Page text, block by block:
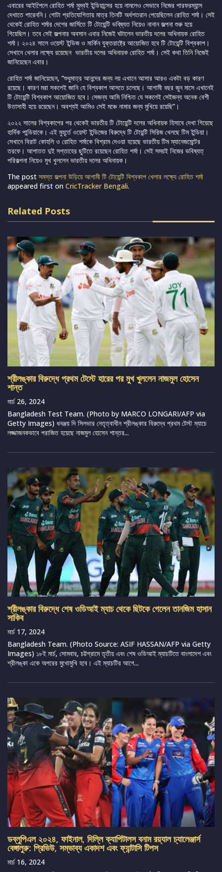
এবারের আইপিেলে রোহিত শর্মা মুম্বই ইন্ডিয়ান্সের হয়ে নামলেও সেভাবে নিজের পারফরম্যান্স
দেখাতে পারেননি। গোটা প্রতিযোগিতায় মাত্র তিনটি অর্ধশতরান পেয়েছিলেন রোহিত শর্মা। সেই
থেকেই রোহিত শর্মার দেশের জার্সিতে টি টোয়েন্টি ভবি্ষ্যত নিয়েও নানান জল্পনা শুরু হয়ে
গিয়েছিল। তবে সেই জল্পনার অবসান এবার নিজেই ঘটালেন ভারতীয় দলের অধিনায়ক রোহিত
শর্মা। ২০২৪ সালে ওয়েস্ট ইন্ডিজ ও মার্কিন যুক্তরাষ্ট্রে আয়োজিত হবে টি টোয়েন্টি বিশ্বকাপ।
সেখানে খেলার লক্ষ্যে রয়েছেন ভারতীয় দলের অধিনায়ক রোহিত শর্মা। সেই কথা তিনি নিজেই
জানিয়েছেন এবার।
রোহিত শর্মা জানিয়েছেন, “শুধুমাত্র আনন্দের জন্য নয় এখানে আসার আরও একটা বড় কারণ
রয়েছে। কারণ মরা সকলেই জানি যে বিশ্বকাপ আসতে চলেছে। আগামী বছর জুন মাসে এখানেই
টি টোয়েন্টি বিশ্বকাপ আয়োজিত হবে। সেজন্য আমি নিশ্চিত যে সকলেই সেইজন্য অনেক বেশী
উতাসাহী হয়ে রয়েছেন। অবশ্যই আমিও সেই মঞ্চে নামার জন্য মুখিয়ে রয়েছি”।
২০২২ সালের বিশ্বকাপের পর থেকেই ভারতীয় টি টোয়েন্টি দলের অধিনায়ক হিসাবে দেখা গিয়েছে
হার্দিক পান্ডিয়াকে। এই মুহূর্তে ওয়েস্ট ইন্ডিজের বিরুদ্ধে টি টোয়ন্টি সিরিজ খেলছে টিম ইন্ডিয়া।
সেখানে বিরাট কোহলি ও রোহিত শর্মাকে বিশ্রাম দেওয়া হয়েছে ভারতীয় টিম ম্যানেজমেন্টের
তরফে। আপাতত দুই সপ্তাহের ছুটিতে রয়েছেন রোহিত শর্মা। সেই সময়ই নিজের ভবিষ্যত্
পরিকল্পনা নিয়েও মুখ খুললেন ভারতীয় দলের অধিনায়ক।
The post সমস্ত জল্পনা উড়িয়ে আগামী টি টোয়েন্টি বিশ্বকাপ খেলার লক্ষ্যে রোহিত শর্মা
appeared first on CricTracker Bengali.
Related Posts
শ্রীলঙ্কার বিরুদ্ধে প্রথম টেস্টে হারের পর মুখ খুললেন নাজমুল হোসেন
শান্ত
মার্চ 26, 2024
Bangladesh Test Team. (Photo by MARCO LONGARI/AFP via
Getty Images) ধনঞ্জয় দি সিলভার নেতৃত্বাধীন শ্রীলঙ্কার বিরুদ্ধে প্রথম টেস্ট ম্যাচে
লজ্জাজনকভাবে পরাজিত হয়েছে নাজমুল হোসেন শান্তর...
শ্রীলঙ্কার বিরুদ্ধে শেষ ওডিআই ম্যাচ থেকে ছিটকে গেলেন তানজিম হাসান
সাকিব
মার্চ 17, 2024
Bangladesh Team. (Photo Source: ASIF HASSAN/AFP via Getty
Images) ১৮ই মার্চ, সোমবার, চট্টগ্রামে তৃতীয় এবং শেষ ওডিআই ম্যাচটিতে বাংলাদেশ এবং
শ্রীলঙ্কা একে অপরের মুখোমুখি হবে। এই ম্যাচটির আগে...
ডব্লুপিএল ২০২৪, ফাইনাল, দিল্লি ক্যাপিটালস বনাম রয়্যাল চ্যালেঞ্জার্স
বেঙ্গালুরু: প্রিভিউ, সম্ভাব্য একাদশ এবং ফ্যান্টাসি টিপস
মার্চ 16, 2024